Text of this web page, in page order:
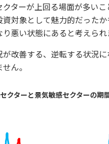
ターが上回る場面が多い
資対象として魅力的だった
悪い状態にあると考えられ
が改善する、逆転する状況
ん。
クターと景気敏感セクターの期